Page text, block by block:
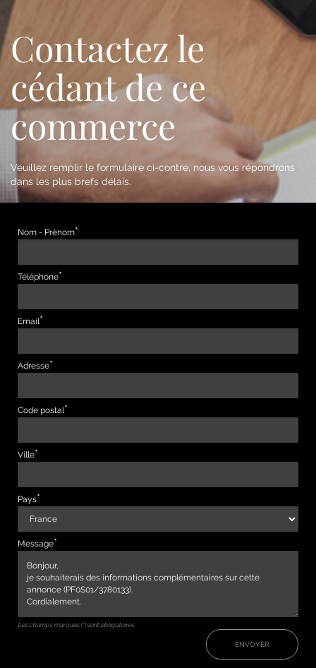
Contactez le
cédant de ce
commerce
Veuillez remplir le formulaire ci-contre, nous vous répondrons
dans les plus brefs délais.
Nom - Prénom
Téléphone
Email
Adresse
Code postal
Ville
Pays
Message
Les champs marqués (*) sont obligatoires
ENVOYER